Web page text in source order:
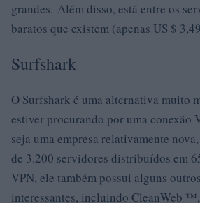
grandes. Além disso, está entre os
baratos que existem (apenas US $
Surfshark
O Surfshark é uma alternativa muito
estiver procurando por uma conexão
seja uma empresa relativamente
de 3.200 servidores distribuídos em
VPN, ele também possui alguns
interessantes, incluindo CleanWeb